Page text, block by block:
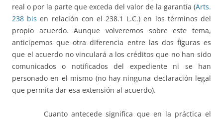
real o por la parte que exceda del valor de la garantía (Arts.
238 bis en relación con el 238.1 L.C.) en los términos del
propio acuerdo. Aunque volveremos sobre este tema,
anticipemos que otra diferencia entre las dos figuras es
que el acuerdo no vinculará a los créditos que no han sido
comunicados o notificados del expediente ni se han
personado en el mismo (no hay ninguna declaración legal
que permita dar esa extensión al acuerdo).
Cuanto antecede significa que en la práctica el